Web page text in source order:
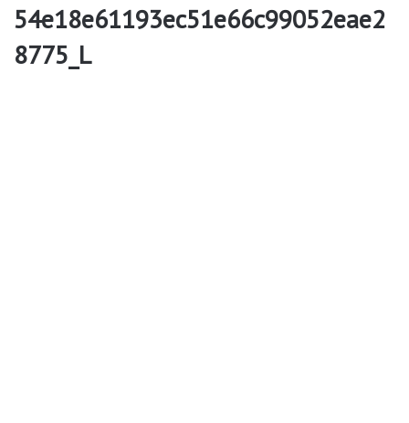
54e18e61193ec51e66c99052eae2
8775_L